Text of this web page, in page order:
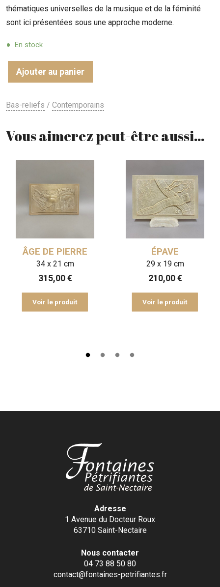
thématiques universelles de la musique et de la féminité
sont ici présentées sous une approche moderne.
En stock
Ajouter au panier
Bas-reliefs / Contemporains
Vous aimerez peut-être aussi…
ÂGE DE PIERRE
34 x 21 cm
315,00 €
Voir le produit
ÉPAVE
29 x 19 cm
210,00 €
Voir le produit
Adresse
1 Avenue du Docteur Roux
63710 Saint-Nectaire
Nous contacter
04 73 88 50 80
contact@fontaines-petrifiantes.fr